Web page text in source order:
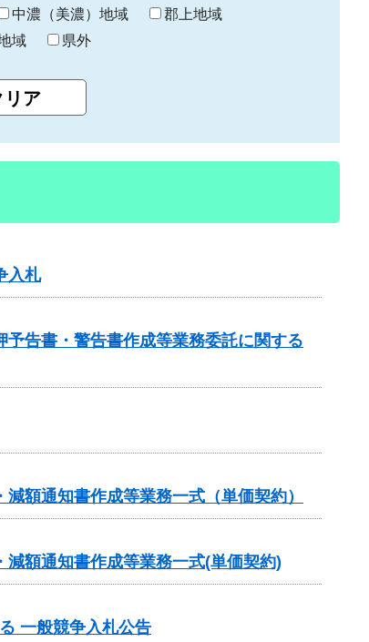
中濃（美濃）地域
郡上地域
域 県外
入札
告書・警告書作成等業務委託に関する
額通知書作成等業務一式（単価契約）
額通知書作成等業務一式(単価契約)
一般競争入札公告